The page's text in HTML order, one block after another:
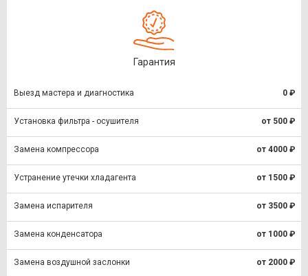
Гарантия
Выезд мастера и диагностика 0 ₽
Установка фильтра - осушителя от 500 ₽
Замена компрессора от 4000 ₽
Устранение утечки хладагента от 1500 ₽
Замена испарителя от 3500 ₽
Замена конденсатора от 1000 ₽
Замена воздушной заслонки от 2000 ₽